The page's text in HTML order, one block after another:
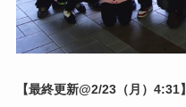
【最終更新@2/23（月）4:31】